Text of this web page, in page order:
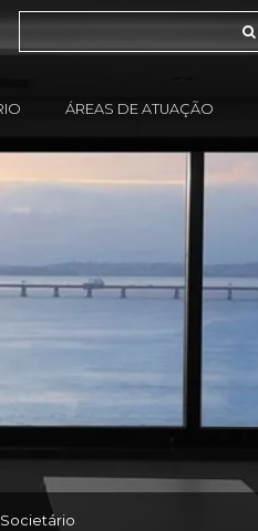
ÁREAS DE ATUAÇÃO
Societário